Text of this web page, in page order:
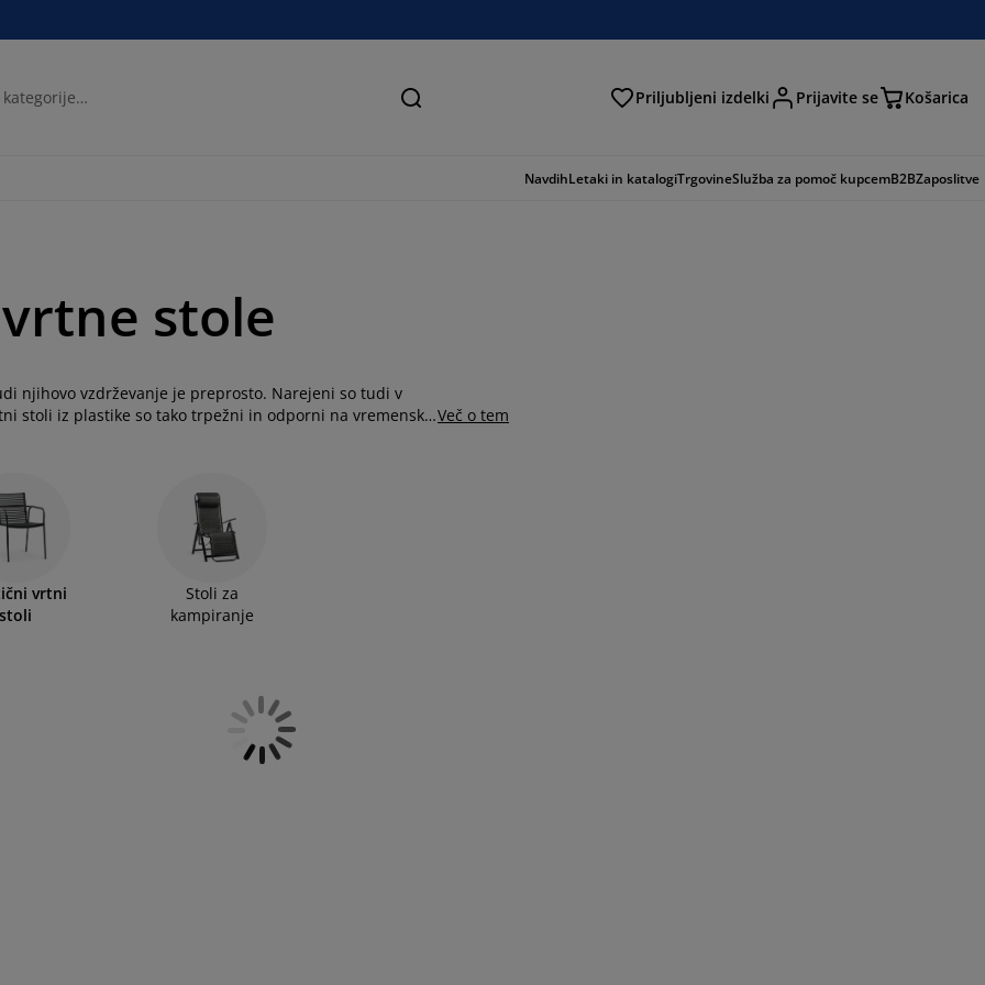
Iskanje Priljubljeni izdelki Prijavite se Košarica
NavdihLetaki in katalogiTrgovineSlužba za pomoč kupcemB2BZaposlitve
stole
njihovo vzdrževanje je preprosto. Narejeni so tudi v
stoli iz plastike so tako trpežni in odporni na vremenske
kupiti tudi mehke vrtne blazine za svoje plastične
Več o tem
vrtni
stoli
Stoli za
kampiranje